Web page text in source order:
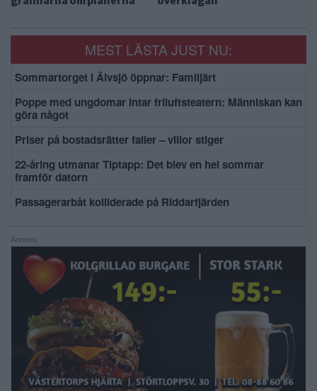
MEST LÄSTA JUST NU:
Sommartorget i Älvsjö öppnar: Familjärt
Poppe med ungdomar intar friluftsteatern: Människan kan
göra något
Priser på bostadsrätter faller – villor stiger
22-åring utmanar Tiptapp: Det blev en hel sommar
framför datorn
Passagerarbåt kolliderade på Riddarfjärden
Annons: